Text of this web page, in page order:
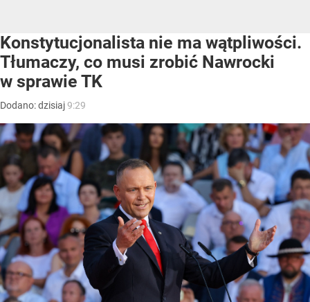
Konstytucjonalista nie ma wątpliwości.
Tłumaczy, co musi zrobić Nawrocki
w sprawie TK
Dodano:dzisiaj9:29